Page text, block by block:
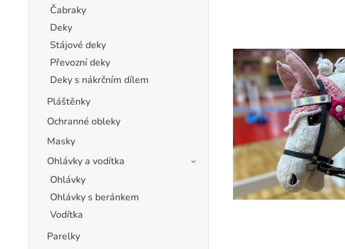
Čabraky
Deky
Stájové deky
Převozní deky
Deky s nákrčním dílem
Pláštěnky
Ochranné obleky
Masky
Ohlávky a vodítka
Ohlávky
Ohlávky s beránkem
Vodítka
Parelky